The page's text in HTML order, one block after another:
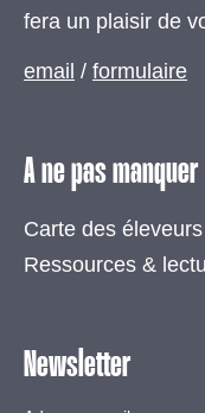
Newsletter
fera un plaisir de
email / formulaire
A ne pas manquer
Carte des éleveurs
Ressources &